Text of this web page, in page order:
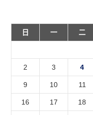
日
一 二
2 3 4
9 10 11
16 17 18